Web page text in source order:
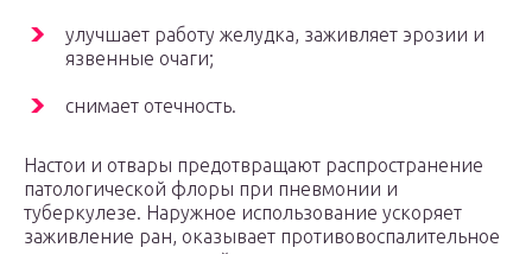
улучшает работу желудка, заживляет эрозии и
язвенные очаги;
снимает отечность.
Настои и отвары предотвращают распространение
патологической флоры при пневмонии и
туберкулезе. Наружное использование ускоряет
заживление ран, оказывает противовоспалительное